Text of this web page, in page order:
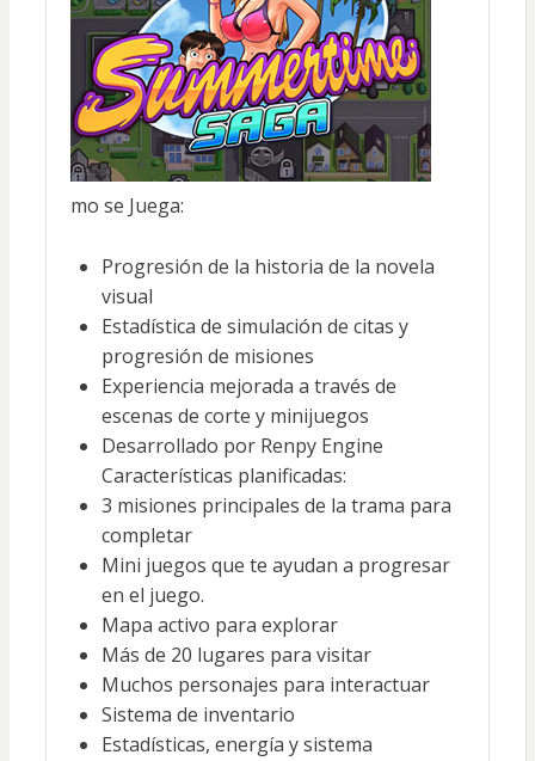
mo se Juega:
Progresión de la historia de la novela
visual
Estadística de simulación de citas y
progresión de misiones
Experiencia mejorada a través de
escenas de corte y minijuegos
Desarrollado por Renpy Engine
Características planificadas:
3 misiones principales de la trama para
completar
Mini juegos que te ayudan a progresar
en el juego.
Mapa activo para explorar
Más de 20 lugares para visitar
Muchos personajes para interactuar
Sistema de inventario
Estadísticas, energía y sistema